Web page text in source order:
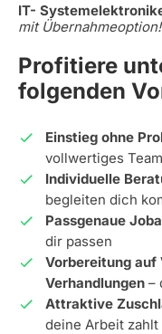
IT-
mit Übernahmeoption!
Profitiere
folgenden
Einstieg ohne
vollwertiges
Individuelle
begleiten dich
Passgenaue
dir passen
Vorbereitung auf
Verhandlungen –
Attraktive
deine Arbeit zahlt